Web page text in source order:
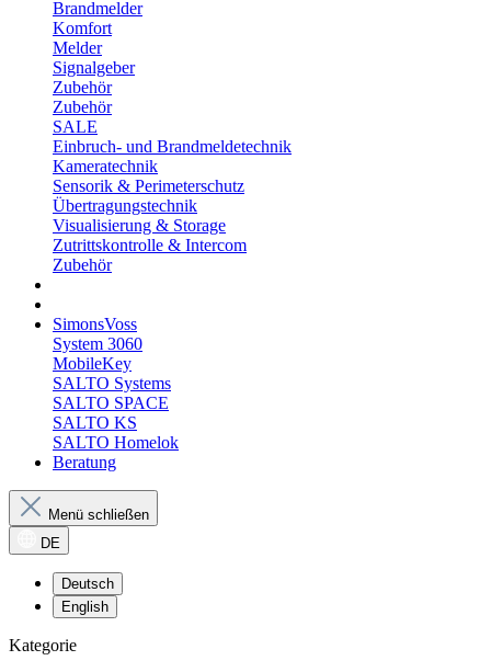
Brandmelder
Komfort
Melder
Signalgeber
Zubehör
Zubehör
SALE
Einbruch- und Brandmeldetechnik
Kameratechnik
Sensorik & Perimeterschutz
Übertragungstechnik
Visualisierung & Storage
Zutrittskontrolle & Intercom
Zubehör
SimonsVoss
System 3060
MobileKey
SALTO Systems
SALTO SPACE
SALTO KS
SALTO Homelok
Beratung
Menü schließen
DE
Deutsch
English
Kategorie